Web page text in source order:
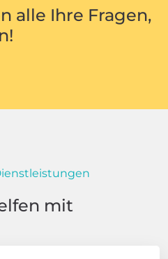
alle Ihre Fragen,
mit